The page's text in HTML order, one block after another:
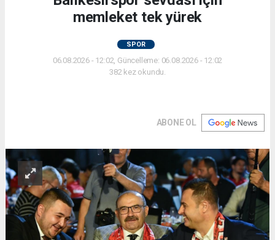
memleket tek yürek
SPOR
06.08.2026 - 12:02, Güncelleme: 06.08.2026 - 12:02
382 kez okundu.
ABONE OL